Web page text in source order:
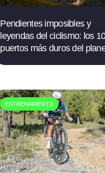
Pendientes imposibles y
leyendas del ciclismo: los
puertos más duros del
ENTRENAMIENTO
11 may. 2026